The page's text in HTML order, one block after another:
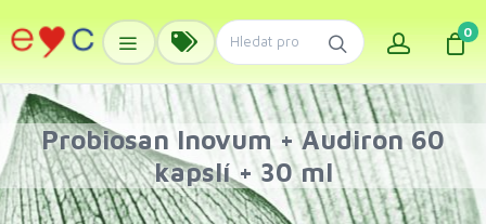
0
Probiosan Inovum + Audiron 60
kapslí + 30 ml